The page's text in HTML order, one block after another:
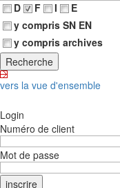
D
F I
E
y compris SN EN
y compris archives
vers la vue d'ensemble
Login
Numéro de client
Mot de passe